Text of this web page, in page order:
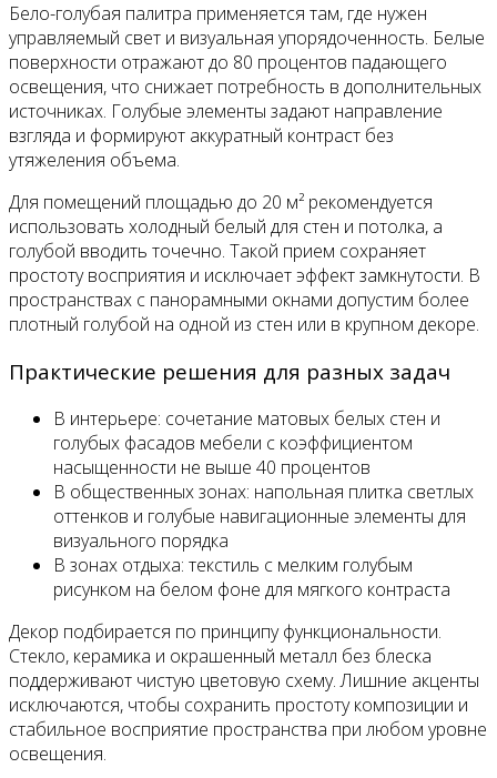
Бело-голубая палитра применяется там, где нужен
управляемый свет и визуальная упорядоченность. Белые
поверхности отражают до 80 процентов падающего
освещения, что снижает потребность в дополнительных
источниках. Голубые элементы задают направление
взгляда и формируют аккуратный контраст без
утяжеления объема.
Для помещений площадью до 20 м² рекомендуется
использовать холодный белый для стен и потолка, а
голубой вводить точечно. Такой прием сохраняет
простоту восприятия и исключает эффект замкнутости. В
пространствах с панорамными окнами допустим более
плотный голубой на одной из стен или в крупном декоре.
Практические решения для разных задач
В интерьере: сочетание матовых белых стен и
голубых фасадов мебели с коэффициентом
насыщенности не выше 40 процентов
В общественных зонах: напольная плитка светлых
оттенков и голубые навигационные элементы для
визуального порядка
В зонах отдыха: текстиль с мелким голубым
рисунком на белом фоне для мягкого контраста
Декор подбирается по принципу функциональности.
Стекло, керамика и окрашенный металл без блеска
поддерживают чистую цветовую схему. Лишние акценты
исключаются, чтобы сохранить простоту композиции и
стабильное восприятие пространства при любом уровне
освещения.